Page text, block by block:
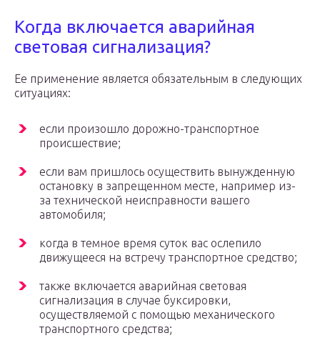
Когда включается аварийная
световая сигнализация?
Ее применение является обязательным в следующих
ситуациях:
если произошло дорожно-транспортное
происшествие;
если вам пришлось осуществить вынужденную
остановку в запрещенном месте, например из-
за технической неисправности вашего
автомобиля;
когда в темное время суток вас ослепило
движущееся на встречу транспортное средство;
также включается аварийная световая
сигнализация в случае буксировки,
осуществляемой с помощью механического
транспортного средства;